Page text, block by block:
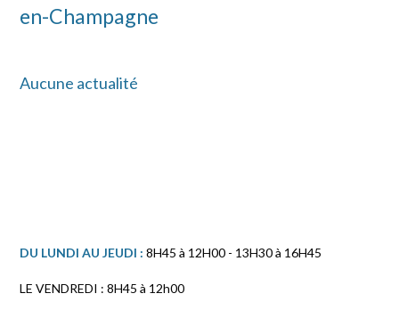
en-Champagne
Aucune actualité
DU LUNDI AU JEUDI :8H45 à 12H00 - 13H30 à 16H45
LE VENDREDI : 8H45 à 12h00